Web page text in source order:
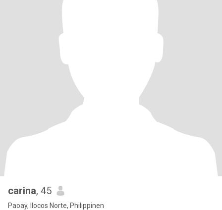
carina, 45
Paoay, Ilocos Norte, Philippinen